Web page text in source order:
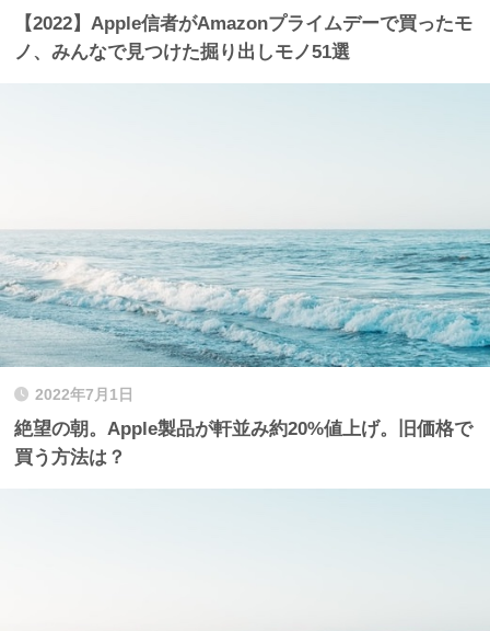
【2022】Apple信者がAmazonプライムデーで買ったモ
ノ、みんなで見つけた掘り出しモノ51選
2022年7月1日
絶望の朝。Apple製品が軒並み約20%値上げ。旧価格で
買う方法は？